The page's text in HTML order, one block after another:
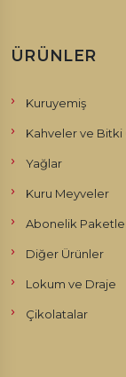
ÜRÜNLER
Kuruyemiş
Kahveler ve Bitki
Yağlar
Kuru Meyveler
Abonelik
Diğer Ürünler
Lokum ve Draje
Çikolatalar